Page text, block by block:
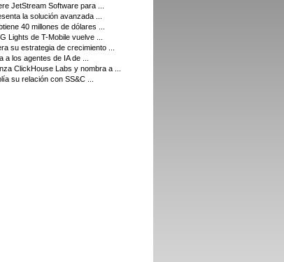
JetStream Software para ...
la solución avanzada ...
40 millones de dólares ...
Lights de T-Mobile vuelve ...
su estrategia de crecimiento ...
a los agentes de IA de ...
ClickHouse Labs y nombra a ...
su relación con SS&C ...